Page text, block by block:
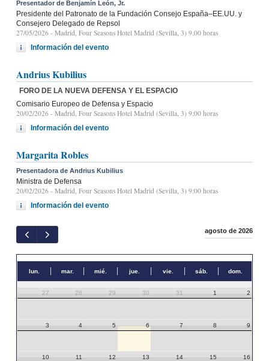
Presentador de Benjamín León, Jr.
Presidente del Patronato de la Fundación Consejo España–EE.UU. y
Consejero Delegado de Repsol
27/05/2026 - Madrid, Four Seasons Hotel Madrid (Sevilla, 3) 9.00 horas
Información del evento
Andrius Kubilius
FORO DE LA NUEVA DEFENSA Y EL ESPACIO
Comisario Europeo de Defensa y Espacio
20/02/2026 - Madrid, Four Seasons Hotel Madrid (Sevilla, 3) 9:00 horas
Información del evento
Margarita Robles
Presentadora de Andrius Kubilius
Ministra de Defensa
20/02/2026 - Madrid, Four Seasons Hotel Madrid (Sevilla, 3) 9:00 horas
Información del evento
agosto de 2026
lun. mar. mié. jue. vie. sáb. dom.
27 28 29 30 31 1 2
3 4 5 6 7 8 9
10 11 12 13 14 15 16